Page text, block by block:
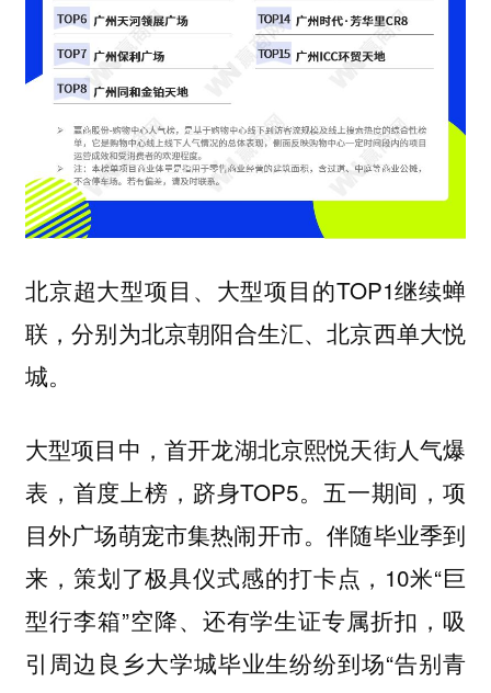
北京超大型项目、大型项目的TOP1继续蝉
联，分别为北京朝阳合生汇、北京西单大悦
城。
大型项目中， 首开龙湖北京熙悦天街人气爆
表，首度上榜，跻身TOP5。五一期间，项
目外广场萌宠市集热闹开市。伴随毕业季到
来，策划了极具仪式感的打卡点，10米“巨
型行李箱”空降、还有学生证专属折扣，吸
引周边良乡大学城毕业生纷纷到场“告别青